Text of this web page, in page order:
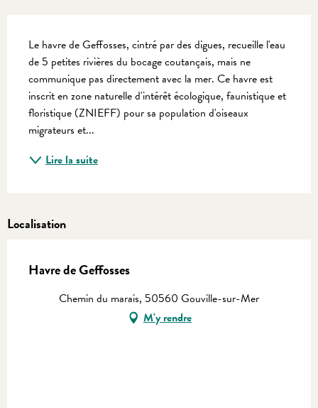
Le havre de Geffosses, cintré par des digues, recueille l'eau
de 5 petites rivières du bocage coutançais, mais ne
communique pas directement avec la mer. Ce havre est
inscrit en zone naturelle d'intérêt écologique, faunistique et
floristique (ZNIEFF) pour sa population d'oiseaux
migrateurs et...
Lire la suite
Localisation
Havre de Geffosses
Chemin du marais, 50560 Gouville-sur-Mer
M'y rendre